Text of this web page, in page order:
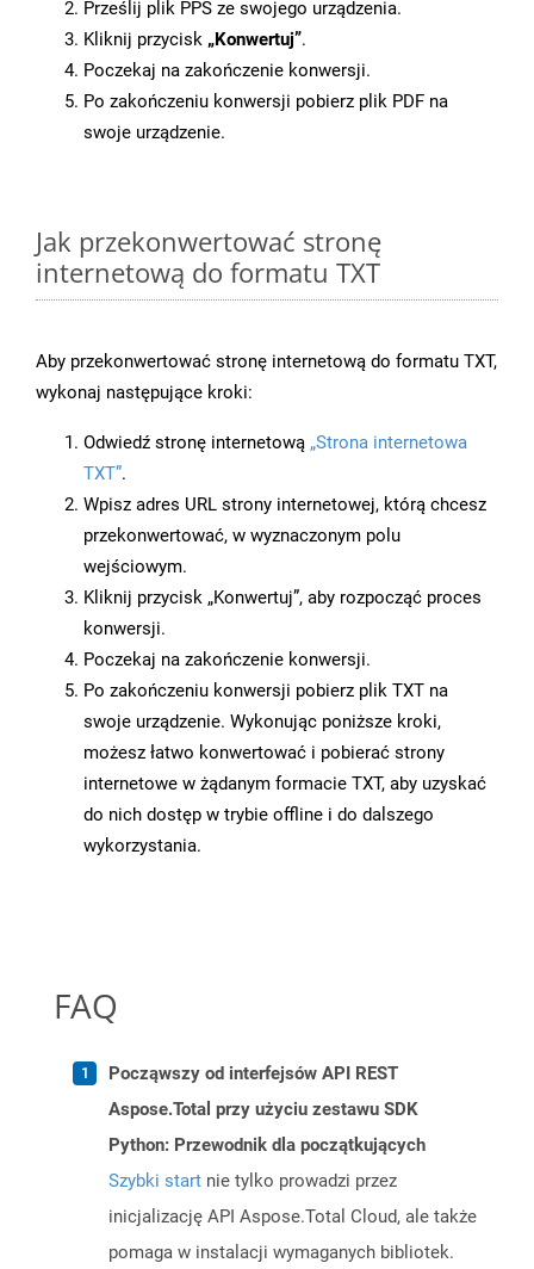
Prześlij plik PPS ze swojego urządzenia.
Kliknij przycisk „Konwertuj”.
Poczekaj na zakończenie konwersji.
Po zakończeniu konwersji pobierz plik PDF na
swoje urządzenie.
Jak przekonwertować stronę
internetową do formatu TXT
Aby przekonwertować stronę internetową do formatu TXT,
wykonaj następujące kroki:
Odwiedź stronę internetową „Strona internetowa
TXT”.
Wpisz adres URL strony internetowej, którą chcesz
przekonwertować, w wyznaczonym polu
wejściowym.
Kliknij przycisk „Konwertuj”, aby rozpocząć proces
konwersji.
Poczekaj na zakończenie konwersji.
Po zakończeniu konwersji pobierz plik TXT na
swoje urządzenie. Wykonując poniższe kroki,
możesz łatwo konwertować i pobierać strony
internetowe w żądanym formacie TXT, aby uzyskać
do nich dostęp w trybie offline i do dalszego
wykorzystania.
FAQ
Począwszy od interfejsów API REST
Aspose.Total przy użyciu zestawu SDK
Python: Przewodnik dla początkujących
Szybki start nie tylko prowadzi przez
inicjalizację API Aspose.Total Cloud, ale także
pomaga w instalacji wymaganych bibliotek.